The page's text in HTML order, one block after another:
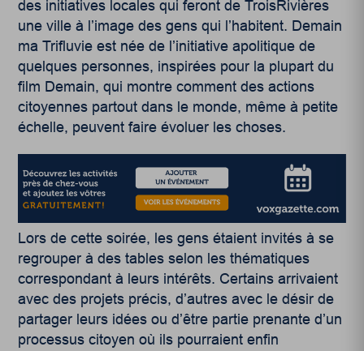
des initiatives locales qui feront de TroisRivières
une ville à l’image des gens qui l’habitent. Demain
ma Trifluvie est née de l’initiative apolitique de
quelques personnes, inspirées pour la plupart du
film Demain, qui montre comment des actions
citoyennes partout dans le monde, même à petite
échelle, peuvent faire évoluer les choses.
Lors de cette soirée, les gens étaient invités à se
regrouper à des tables selon les thématiques
correspondant à leurs intérêts. Certains arrivaient
avec des projets précis, d’autres avec le désir de
partager leurs idées ou d’être partie prenante d’un
processus citoyen où ils pourraient enfin